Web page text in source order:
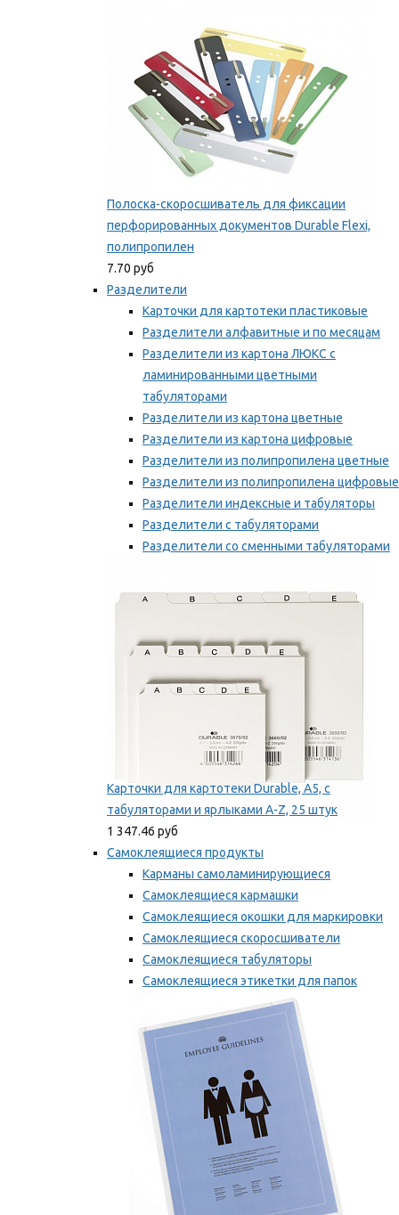
Полоска-скоросшиватель для фиксации
перфорированных документов Durable Flexi,
полипропилен
7.70 руб
Разделители
Карточки для картотеки пластиковые
Разделители алфавитные и по месяцам
Разделители из картона ЛЮКС с
ламинированными цветными
табуляторами
Разделители из картона цветные
Разделители из картона цифровые
Разделители из полипропилена цветные
Разделители из полипропилена цифровые
Разделители индексные и табуляторы
Разделители с табуляторами
Разделители со сменными табуляторами
Карточки для картотеки Durable, A5, с
табуляторами и ярлыками A-Z, 25 штук
1 347.46 руб
Самоклеящиеся продукты
Карманы самоламинирующиеся
Самоклеящиеся кармашки
Самоклеящиеся окошки для маркировки
Самоклеящиеся скоросшиватели
Самоклеящиеся табуляторы
Самоклеящиеся этикетки для папок
Таблички для маркировки
Мы рекомендуем